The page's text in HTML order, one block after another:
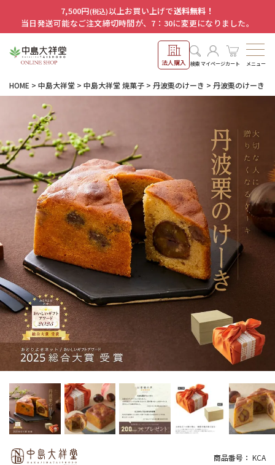
7,500円(税込)以上お買い上げで送料無料！
当日発送可能なご注文締切時間が、7：30に変更になりました。
法人購入 検索マイページカート メニュー
HOME 中島大祥堂 中島大祥堂 焼菓子 丹波栗のけーき 丹波栗のけーき
商品番号 KCA